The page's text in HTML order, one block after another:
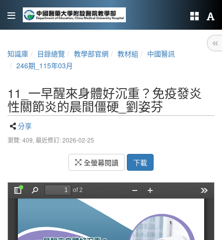
知識庫 目錄總覽 教學部官網 教材組
中國醫訊
246期_115年03月
11_一早醒來身體好沉重？免疫發炎
性關節炎的晨間僵硬_劉姿芬
分享
瀏覽: 409, 最近修訂: 2026-02-25
全螢幕閱讀 下載